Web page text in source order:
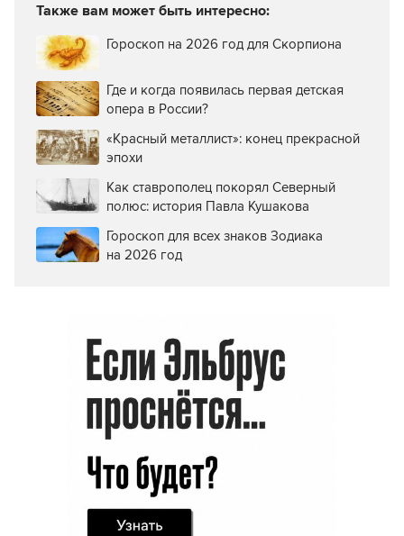
Также вам может быть интересно:
Гороскоп на 2026 год для Скорпиона
Где и когда появилась первая детская
опера в России?
«Красный металлист»: конец прекрасной
эпохи
Как ставрополец покорял Северный
полюс: история Павла Кушакова
Гороскоп для всех знаков Зодиака
на 2026 год